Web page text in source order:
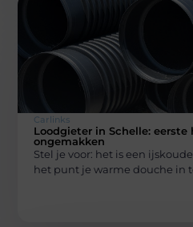
Carlinks
Loodgieter in Schelle: eerste
ongemakken
Stel je voor: het is een
het punt je warme douche in